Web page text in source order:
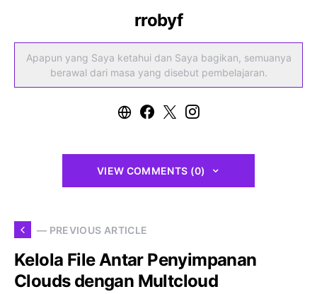
rrobyf
Apapun yang Saya ketahui dan Saya bagikan, semuanya
berawal dari masa yang disebut pembelajaran.
VIEW COMMENTS (0)
— PREVIOUS ARTICLE
Kelola File Antar Penyimpanan
Clouds dengan Multcloud